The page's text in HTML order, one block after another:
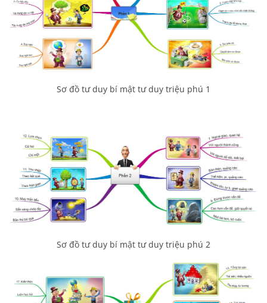
Sơ đồ tư duy bí mật tư duy triệu phú 1
Sơ đồ tư duy bí mật tư duy triệu phú 2